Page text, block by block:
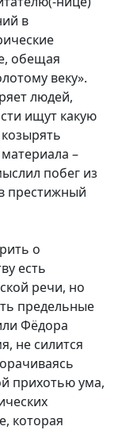
в
обещая
веку».
людей,
ищут какую
–
побег из
престижный
о
есть
речи, но
предельные
Фёдора
не силится
прихотью ума,
которая